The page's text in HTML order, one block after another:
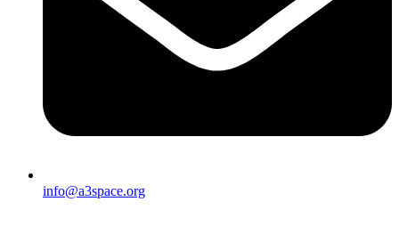
info@a3space.org